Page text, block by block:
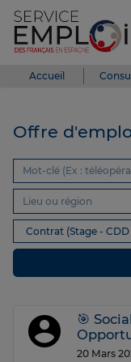
Accueil
Offre
🎯
20 Mars